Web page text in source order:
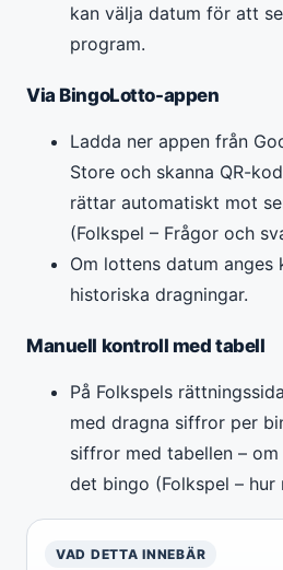
kan välja datum för att
program.
Via BingoLotto-appen
Ladda ner appen från
Store och skanna QR-
rättar automatiskt mot
(Folkspel – Frågor och
Om lottens datum anges
historiska dragningar.
Manuell kontroll med tabell
På Folkspels
med dragna siffror per
siffror med tabellen –
det bingo (Folkspel – hur
VAD DETTA INNEBÄR